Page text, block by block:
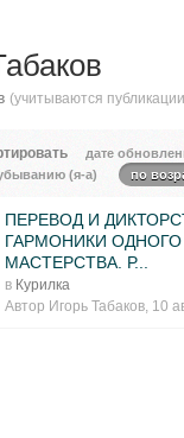
(учитываются
дате
(я-а)
по
ПЕРЕВОД И
ГАРМОНИКИ ОДНОГО
МАСТЕРСТВА. Р...
в Курилка
Автор Игорь Табаков, 10